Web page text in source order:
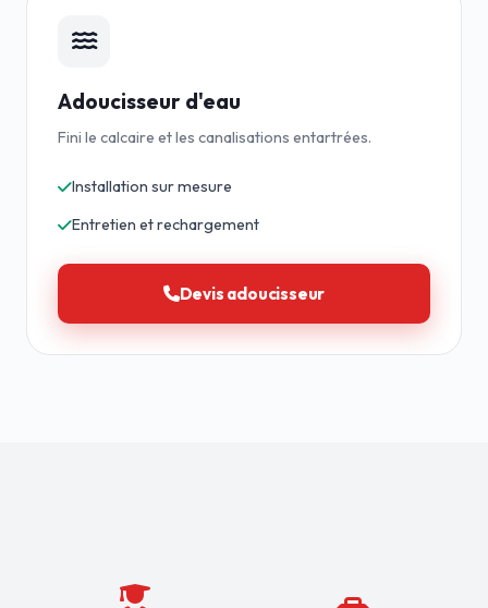
Adoucisseur d'eau
Fini le calcaire et les canalisations entartrées.
Installation sur mesure
Entretien et rechargement
Devis adoucisseur